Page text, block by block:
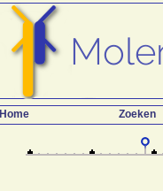
Home Zoeken